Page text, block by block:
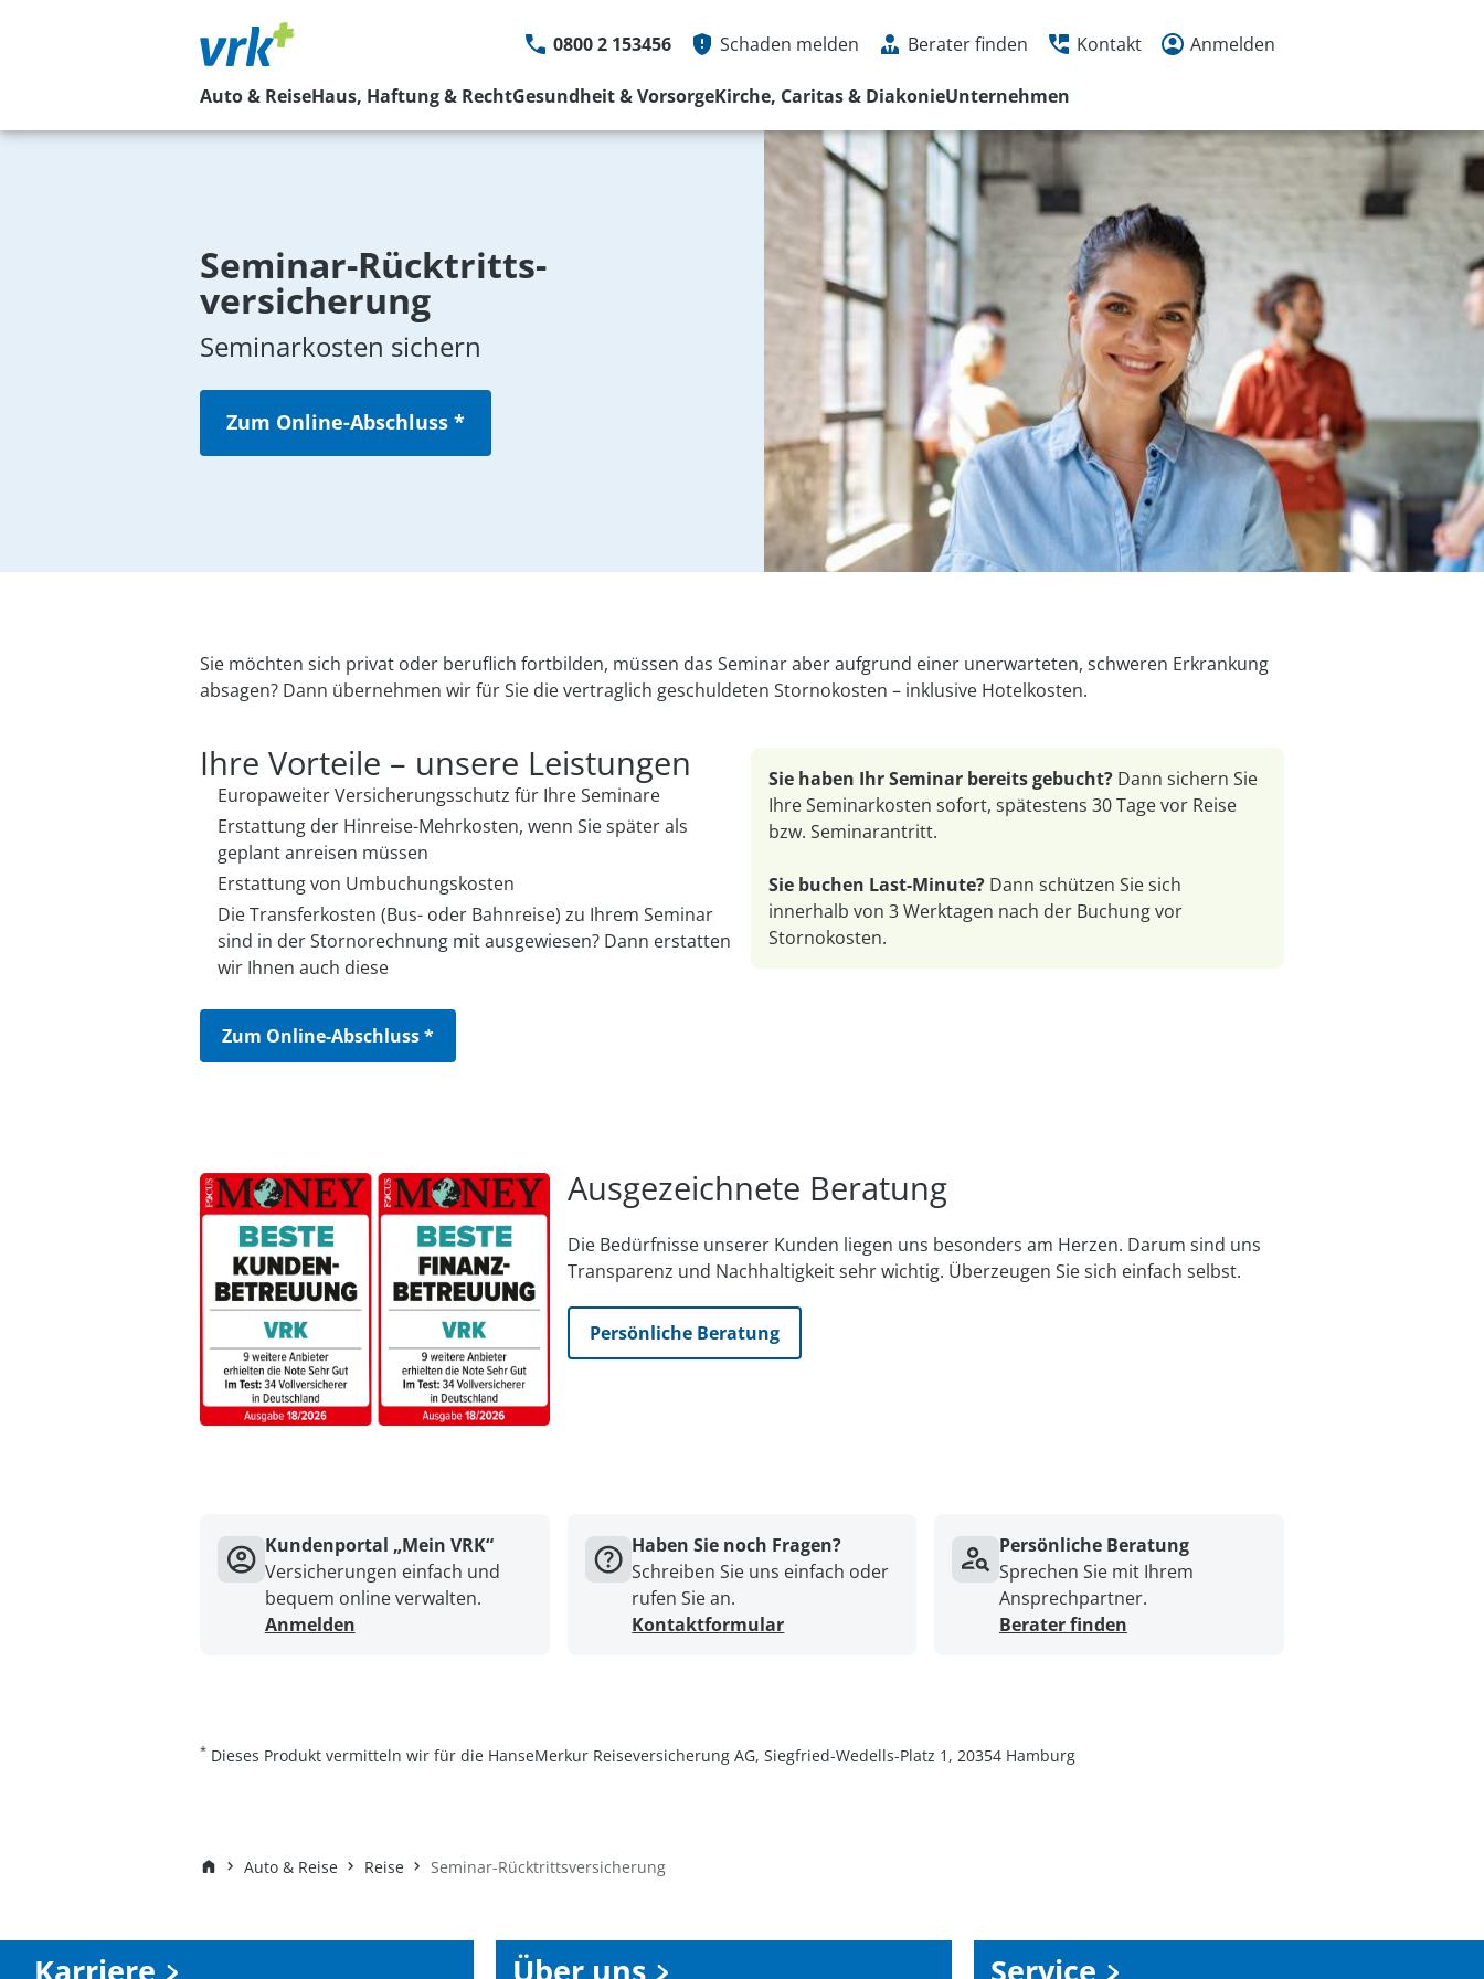
0800 2 153456 Schaden melden
Schaden online melden
Weitere Kontaktmöglichkeiten
Berater finden Kontakt
Service Hotline
0800 2 153 456
Mo bis Fr von 08 - 20 Uhr
Schaden melden
Kontaktformular
Weitere Kontaktmöglichkeiten
Anmelden
Auto & ReiseHaus, Haftung & RechtGesundheit & VorsorgeKirche, Caritas & DiakonieUnternehmen
Seminar-Rücktritts­
versicherung
Seminarkosten sichern
Zum Online-Abschluss *
Sie möchten sich privat oder beruflich fortbilden, müssen das Seminar aber aufgrund einer unerwarteten, schweren Erkrankung
absagen? Dann übernehmen wir für Sie die vertraglich geschuldeten Stornokosten – inklusive Hotelkosten.
Ihre Vorteile – unsere Leistungen
Europaweiter Versicherungsschutz für Ihre Seminare
Erstattung der Hinreise-Mehrkosten, wenn Sie später als
geplant anreisen müssen
Erstattung von Umbuchungskosten
Die Transferkosten (Bus- oder Bahnreise) zu Ihrem Seminar
sind in der Stornorechnung mit ausgewiesen? Dann erstatten
wir Ihnen auch diese
Zum Online-Abschluss *
Sie haben Ihr Seminar bereits gebucht?Dann sichern Sie
Ihre Seminarkosten sofort, spätestens 30 Tage vor Reise
bzw. Seminarantritt.
Sie buchen Last-Minute?Dann schützen Sie sich
innerhalb von 3 Werktagen nach der Buchung vor
Stornokosten.
Ausgezeichnete Beratung
Die Bedürfnisse unserer Kunden liegen uns be­son­ders am Herzen. Darum sind uns
Trans­parenz und Nach­haltig­keit sehr wichtig. Über­zeugen Sie sich einfach selbst.
Persönliche Beratung
Kundenportal „Mein VRK“
Versicherungen einfach und
bequem online verwalten.
Anmelden
Haben Sie noch Fragen?
Schreiben Sie uns einfach oder
rufen Sie an.
Kontaktformular
Persönliche Beratung
Sprechen Sie mit Ihrem
Ansprechpartner.
Berater finden
* Dieses Produkt vermitteln wir für die HanseMerkur Reiseversicherung AG, Siegfried-Wedells-Platz 1, 20354 Hamburg
Auto & Reise Reise Seminar-Rücktrittsversicherung
Karriere Über uns Service